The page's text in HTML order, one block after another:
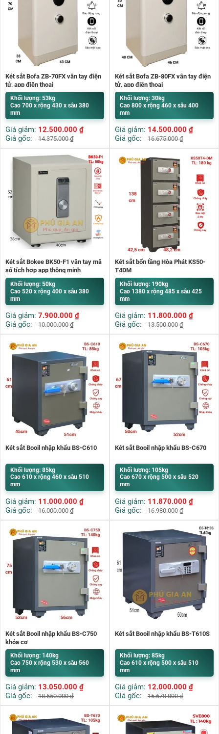
Két sắt Bofa ZB-70FX vân tay điện
tử, app điện thoại
Khối lượng: 53kg
Cao 700 x rộng 430 x sâu 380
mm
Giá giảm: 12.500.000 ₫
Giá gốc:
14.375.000₫
Két sắt Bofa ZB-80FX vân tay điện
tử, app điện thoại
Khối lượng: 30kg
Cao 800 x rộng 460 x sâu 400
mm
Giá giảm: 14.500.000 ₫
Giá gốc:
16.675.000₫
Két sắt Bokee BK50-F1 vân tay mã
số tích hợp app thông minh
Khối lượng: 50kg
Cao 520 x rộng 400 x sâu 380
mm
Giá giảm: 7.900.000 ₫
Giá gốc:
10.000.000₫
Két sắt bốn tầng Hòa Phát KS50-
T4DM
Khối lượng: 190kg
Cao 1380 x rộng 485 x sâu 425
mm
Giá giảm: 11.800.000 ₫
Giá gốc:
13.500.000₫
Két sắt Booil nhập khẩu BS-C610
Khối lượng: 85kg
Cao 610 x rộng 460 x sâu 510
mm
Giá giảm: 11.000.000 ₫
Giá gốc:
16.000.000₫
Két sắt Booil nhập khẩu BS-C670
Khối lượng: 105kg
Cao 670 x rộng 500 x sâu 520
mm
Giá giảm: 11.870.000 ₫
Giá gốc:
16.980.000₫
Két sắt Booil nhập khẩu BS-C750
khóa cơ
Khối lượng: 140kg
Cao 750 x rộng 530 x sâu 560
mm
Giá giảm: 13.050.000 ₫
Giá gốc:
18.650.000₫
Két sắt Booil nhập khẩu BS-T610S
Khối lượng: 85kg
Cao 610 x rộng 500 x sâu 510
mm
Giá giảm: 12.000.000 ₫
Giá gốc:
15.670.000₫